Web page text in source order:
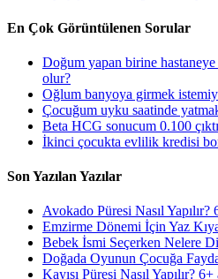
En Çok Görüntülenen Sorular
Doğum yapan birine
olur?
Oğlum banyoya girmek
Çocuğum uyku saatinde
Beta HCG sonucum 0.100
İkinci çocukta evlilik kredisi
Son Yazılan Yazılar
Avokado Püresi Nasıl Yapılır?
Emzirme Dönemi İçin Yaz
Bebek İsmi Seçerken Nelere
Doğada Oyunun Çocuğa
Kayısı Püresi Nasıl Yapılır? 6+